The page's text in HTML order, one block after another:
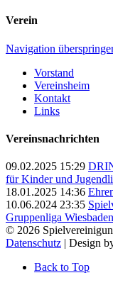
Verein
Navigation
Vorstand
Vereinsheim
Kontakt
Links
Vereinsnachrichten
09.02.2025 15:29
für Kinder und
18.01.2025 14:36
10.06.2024 23:35
Gruppenliga
© 2026
Datenschutz | Design
Back to Top